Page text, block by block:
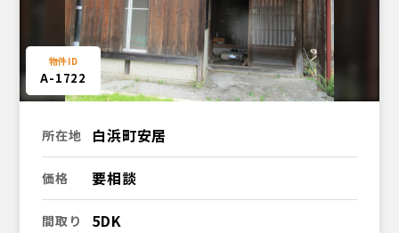
A-1722
所在地 白浜町安居
価格 要相談
間取り 5DK